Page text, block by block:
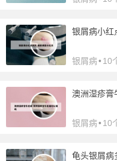
银屑病小红
银屑病•10
澳洲湿疹膏
银屑病•10
龟头银屑病